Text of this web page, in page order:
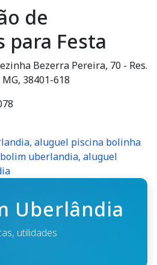
de
para Festa
Bezerra Pereira, 70 - Res.
38401-618
aluguel piscina bolinha
uberlandia, aluguel
Uberlândia
utilidades